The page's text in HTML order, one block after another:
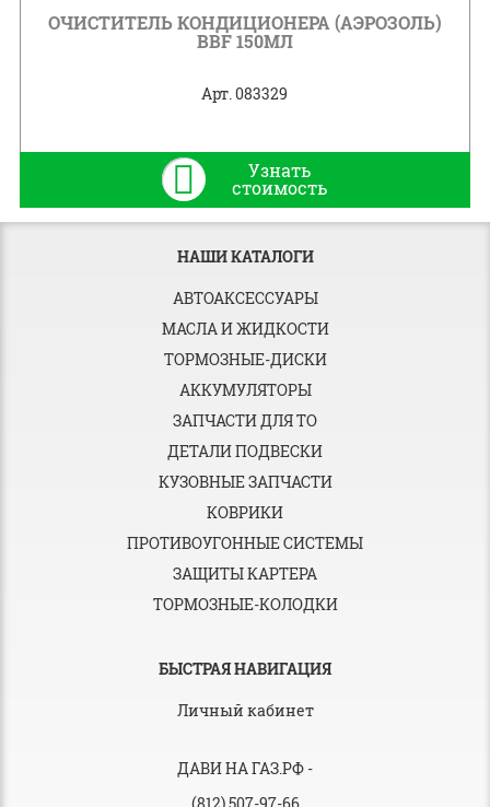
ОЧИСТИТЕЛЬ КОНДИЦИОНЕРА (АЭРОЗОЛЬ)
BBF 150МЛ
Арт. 083329
Узнать
стоимость
НАШИ КАТАЛОГИ
АВТОАКСЕССУАРЫ
МАСЛА И ЖИДКОСТИ
ТОРМОЗНЫЕ-ДИСКИ
АККУМУЛЯТОРЫ
ЗАПЧАСТИ ДЛЯ ТО
ДЕТАЛИ ПОДВЕСКИ
КУЗОВНЫЕ ЗАПЧАСТИ
КОВРИКИ
ПРОТИВОУГОННЫЕ СИСТЕМЫ
ЗАЩИТЫ КАРТЕРА
ТОРМОЗНЫЕ-КОЛОДКИ
БЫСТРАЯ НАВИГАЦИЯ
Личный кабинет
ДАВИ НА ГАЗ.РФ -